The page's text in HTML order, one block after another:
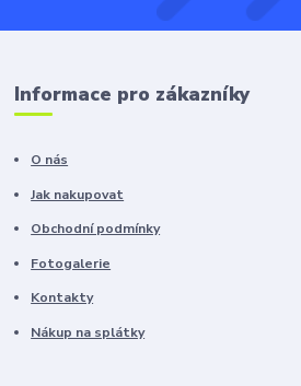
Informace pro zákazníky
O nás
Jak nakupovat
Obchodní podmínky
Fotogalerie
Kontakty
Nákup na splátky